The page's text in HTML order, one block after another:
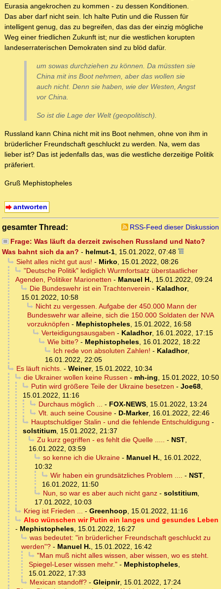
Eurasia angekrochen zu kommen - zu dessen Konditionen.
Das aber darf nicht sein. Ich halte Putin und die Russen für
intelligent genug, das zu begreifen, das das der einzig mögliche
Weg einer friedlichen Zukunft ist; nur die westlichen korupten
landeserraterischen Demokraten sind zu blöd dafür.
um sowas durchziehen zu können. Da müssten sie
China mit ins Boot nehmen, aber das wollen sie
auch nicht. Denn sie haben, wie der Westen, Angst
vor China.
So ist die Lage der Welt (geopolitisch).
Russland kann China nicht mit ins Boot nehmen, ohne von ihm in
brüderlicher Freundschaft geschluckt zu werden. Na, wem das
lieber ist? Das ist jedenfalls das, was die westliche derzeitige Politik
präferiert.
Gruß Mephistopheles
antworten
gesamter Thread:
RSS-Feed dieser Diskussion
Frage: Was läuft da derzeit zwischen Russland und Nato?
Was bahnt sich da an? - helmut-1, 15.01.2022, 07:48
Sieht alles nicht gut aus! - Mirko, 15.01.2022, 08:26
"Deutsche Politik" lediglich Wurmfortsatz überstaatlicher
Agenden, Politiker Marionetten - Manuel H., 15.01.2022, 09:24
Die Bundeswehr ist ein Trachtenverein - Kaladhor,
15.01.2022, 10:58
Nicht zu vergessen. Aufgabe der 450.000 Mann der
Bundeswehr war alleine, sich die 150.000 Soldaten der NVA
vorzuknöpfen - Mephistopheles, 15.01.2022, 16:58
Verteidigungsausgaben - Kaladhor, 16.01.2022, 17:15
Wie bitte?- Mephistopheles, 16.01.2022, 18:22
Ich rede von absoluten Zahlen! - Kaladhor,
16.01.2022, 22:05
Es läuft nichts. - Weiner, 15.01.2022, 10:34
die Ukrainer wollen keine Russen - mh-ing, 15.01.2022, 10:50
Putin wird größere Teile der Ukraine besetzen - Joe68,
15.01.2022, 11:16
Durchaus möglich ... - FOX-NEWS, 15.01.2022, 13:24
Vlt. auch seine Cousine- D-Marker, 16.01.2022, 22:46
Hauptschuldiger Stalin - und die fehlende Entschuldigung -
solstitium, 15.01.2022, 21:37
Zu kurz gegriffen - es fehlt die Quelle ..... - NST,
16.01.2022, 03:59
so kenne ich die Ukraine- Manuel H., 16.01.2022,
10:32
Wir haben ein grundsätzliches Problem .... - NST,
16.01.2022, 11:50
Nun, so war es aber auch nicht ganz- solstitium,
17.01.2022, 10:03
Krieg ist Frieden ... - Greenhoop, 15.01.2022, 11:16
Also wünschen wir Putin ein langes und gesundes Leben
- Mephistopheles, 15.01.2022, 16:27
was bedeutet: "in brüderlicher Freundschaft geschluckt zu
werden"? - Manuel H., 15.01.2022, 16:42
"Man muß nicht alles wissen, aber wissen, wo es steht.
Spiegel-Leser wissen mehr." - Mephistopheles,
15.01.2022, 17:33
Mexican standoff?- Gleipnir, 15.01.2022, 17:24